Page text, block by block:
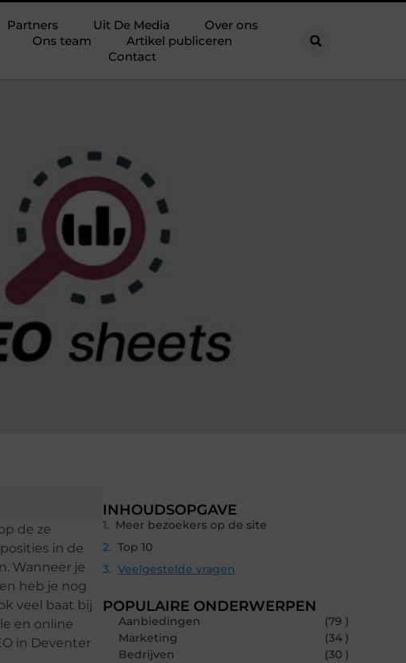
Partners Uit De Media
Over ons
Ons team
Artikel publiceren
Contact
de ze
in de
Wanneer je
heb je nog
veel baat bij
en online
in Deventer
INHOUDSOPGAVE
Meer bezoekers op de site
Top 10
Veelgestelde vragen
POPULAIRE ONDERWERPEN
Aanbiedingen
(79 )
Marketing
(34 )
Bedrijven
(30 )